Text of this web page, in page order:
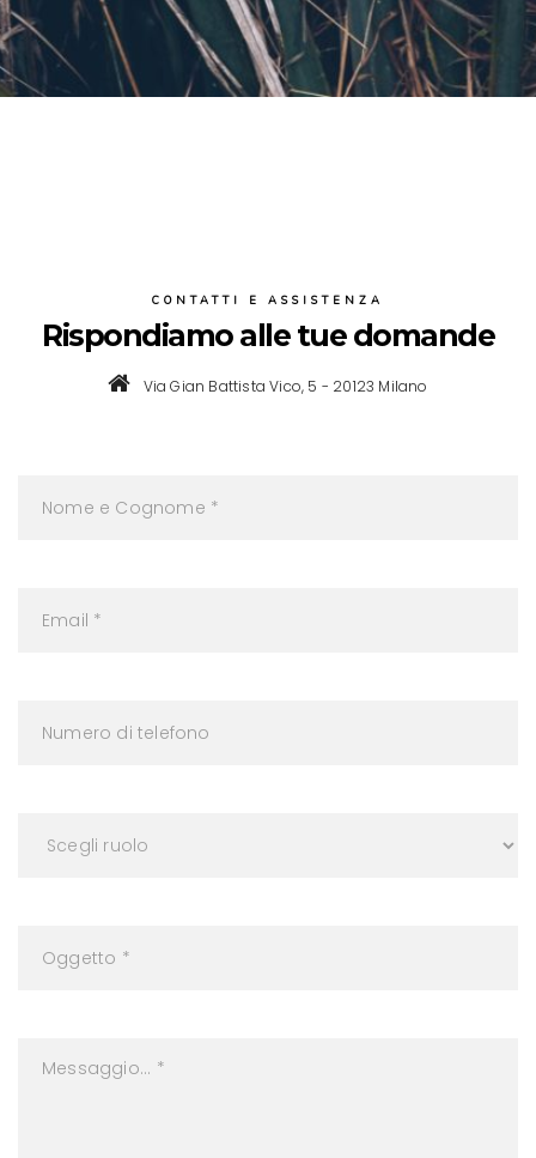
CONTATTI E ASSISTENZA
Rispondiamo alle tue domande
Via Gian Battista Vico, 5 - 20123 Milano